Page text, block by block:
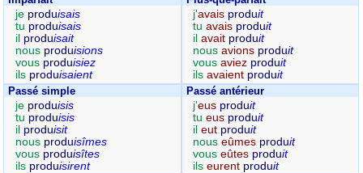
je produisais
tu produisais
il produisait
nous produisions
vous produisiez
ils produisaient
j'avais produit
tuavais produit
ilavait produit
nousavions produit
vousaviez produit
ilsavaient produit
Passé simple
je produisis
tu produisis
il produisit
nous produisîmes
vous produisîtes
ils produisirent
Passé antérieur
j'eus produit
tueus produit
ileut produit
nouseûmes produit
vouseûtes produit
ilseurent produit